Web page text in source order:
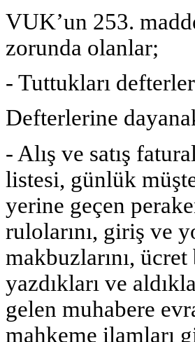
VUK’un 253.
zorunda olanlar;
- Tuttukları
Defterlerine
- Alış ve satış
listesi, günlük
yerine geçen
rulolarını, giriş ve
makbuzlarını,
yazdıkları ve
gelen muhabere
mahkeme ilamları